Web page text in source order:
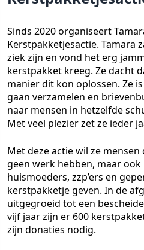
Sinds 2020 organiseert
Kerstpakketjesactie. Tamara
ziek zijn en vond het erg
kerstpakket kreeg. Ze dacht
manier dit kon oplossen. Ze
gaan verzamelen en
naar mensen in hetzelfde
Met veel plezier zet ze ieder
Met deze actie wil ze
geen werk hebben, maar ook
huismoeders, zzp’ers en
kerstpakketje geven. In de
uitgegroeid tot een
vijf jaar zijn er 600
zijn donaties nodig.